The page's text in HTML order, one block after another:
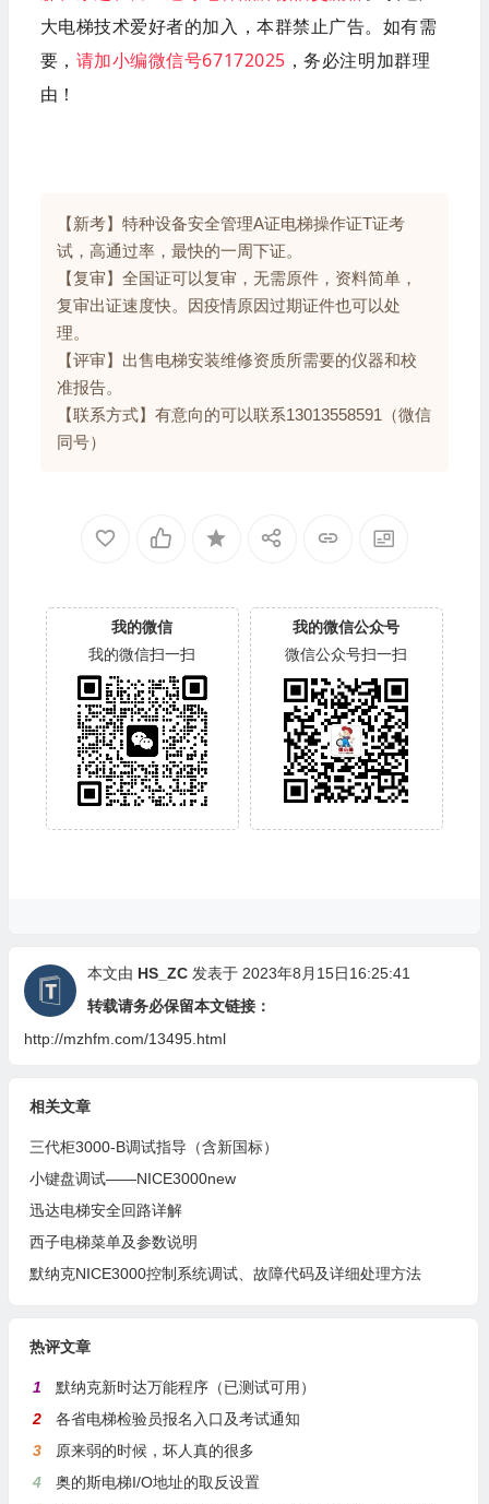
大电梯技术爱好者的加入，本群禁止广告。如有需
要， 请加小编微信号67172025 ，务必注明加群理
由！
【新考】特种设备安全管理A证电梯操作证T证考
试，高通过率，最快的一周下证。
【复审】全国证可以复审，无需原件，资料简单，
复审出证速度快。因疫情原因过期证件也可以处
理。
【评审】出售电梯安装维修资质所需要的仪器和校
准报告。
【联系方式】有意向的可以联系13013558591（微信
同号）
我的微信
我的微信扫一扫
我的微信公众号
微信公众号扫一扫
本文由 HS_ZC发表于 2023年8月15日16:25:41
转载请务必保留本文链接：
http://mzhfm.com/13495.html
相关文章
三代柜3000-B调试指导（含新国标）
小键盘调试——NICE3000new
迅达电梯安全回路详解
西子电梯菜单及参数说明
默纳克NICE3000控制系统调试、故障代码及详细处理方法
热评文章
1
默纳克新时达万能程序（已测试可用）
2
各省电梯检验员报名入口及考试通知
3
原来弱的时候，坏人真的很多
4
奥的斯电梯I/O地址的取反设置